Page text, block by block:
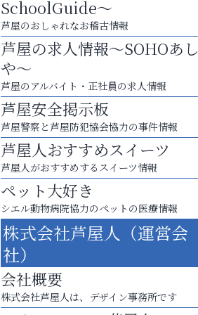
梅雨でカビが繁殖する前に！
エアコン掃除は“今”が最適
アテイン音楽教室
SchoolGuide～
芦屋のおしゃれなお稽古情報
芦屋の求人情報～SOHOあし
や～
芦屋のアルバイト・正社員の求人情報
芦屋安全掲示板
芦屋警察と芦屋防犯協会協力の事件情報
芦屋人おすすめスイーツ
芦屋人がおすすめするスイーツ情報
ペット大好き
シエル動物病院協力のペットの医療情報
株式会社芦屋人（運営会
社）
会社概要
株式会社芦屋人は、デザイン事務所です